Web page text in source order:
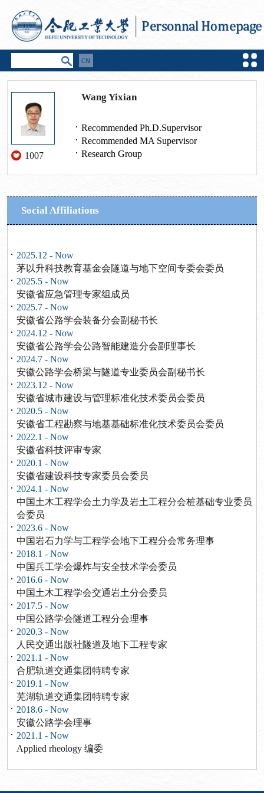
1007
Wang Yixian
Recommended Ph.D.Supervisor
Recommended MA Supervisor
Research Group
Social Affiliations
2025.12 - Now
茅以升科技教育基金会隧道与地下空间专委会委员
2025.5 - Now
安徽省应急管理专家组成员
2025.7 - Now
安徽省公路学会装备分会副秘书长
2024.12 - Now
安徽省公路学会公路智能建造分会副理事长
2024.7 - Now
安徽公路学会桥梁与隧道专业委员会副秘书长
2023.12 - Now
安徽省城市建设与管理标准化技术委员会委员
2020.5 - Now
安徽省工程勘察与地基基础标准化技术委员会委员
2022.1 - Now
安徽省科技评审专家
2020.1 - Now
安徽省建设科技专家委员会委员
2024.1 - Now
中国土木工程学会土力学及岩土工程分会桩基础专业委员
会委员
2023.6 - Now
中国岩石力学与工程学会地下工程分会常务理事
2018.1 - Now
中国兵工学会爆炸与安全技术学会委员
2016.6 - Now
中国土木工程学会交通岩土分会委员
2017.5 - Now
中国公路学会隧道工程分会理事
2020.3 - Now
人民交通出版社隧道及地下工程专家
2021.1 - Now
合肥轨道交通集团特聘专家
2019.1 - Now
芜湖轨道交通集团特聘专家
2018.6 - Now
安徽公路学会理事
2021.1 - Now
Applied rheology 编委